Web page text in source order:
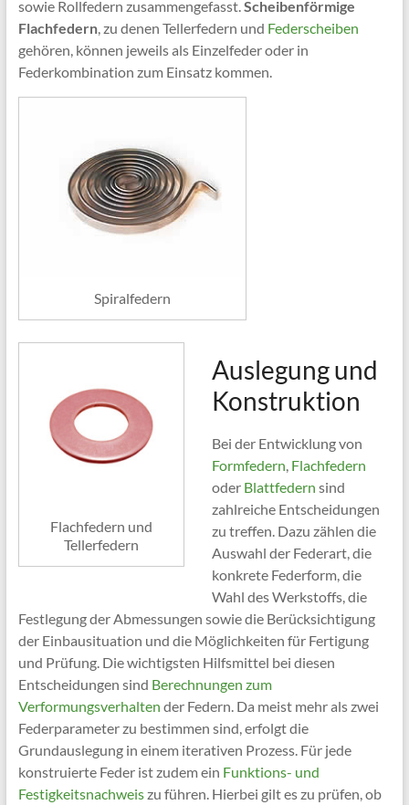
sowie Rollfedern zusammengefasst. Scheibenförmige
Flachfedern, zu denen Tellerfedern und Federscheiben
gehören, können jeweils als Einzelfeder oder in
Federkombination zum Einsatz kommen.
Spiralfedern
Flachfedern und
Tellerfedern
Auslegung und
Konstruktion
Bei der Entwicklung von
Formfedern Flachfedern
oder Blattfedern sind
zahlreiche Entscheidungen
zu treffen. Dazu zählen die
Auswahl der Federart, die
konkrete Federform, die
Wahl des Werkstoffs, die
Festlegung der Abmessungen sowie die Berücksichtigung
der Einbausituation und die Möglichkeiten für Fertigung
und Prüfung. Die wichtigsten Hilfsmittel bei diesen
Entscheidungen sind Berechnungen zum
Verformungsverhalten der Federn. Da meist mehr als zwei
Federparameter zu bestimmen sind, erfolgt die
Grundauslegung in einem iterativen Prozess. Für jede
konstruierte Feder ist zudem ein Funktions- und
Festigkeitsnachweiszu führen. Hierbei gilt es zu prüfen, ob